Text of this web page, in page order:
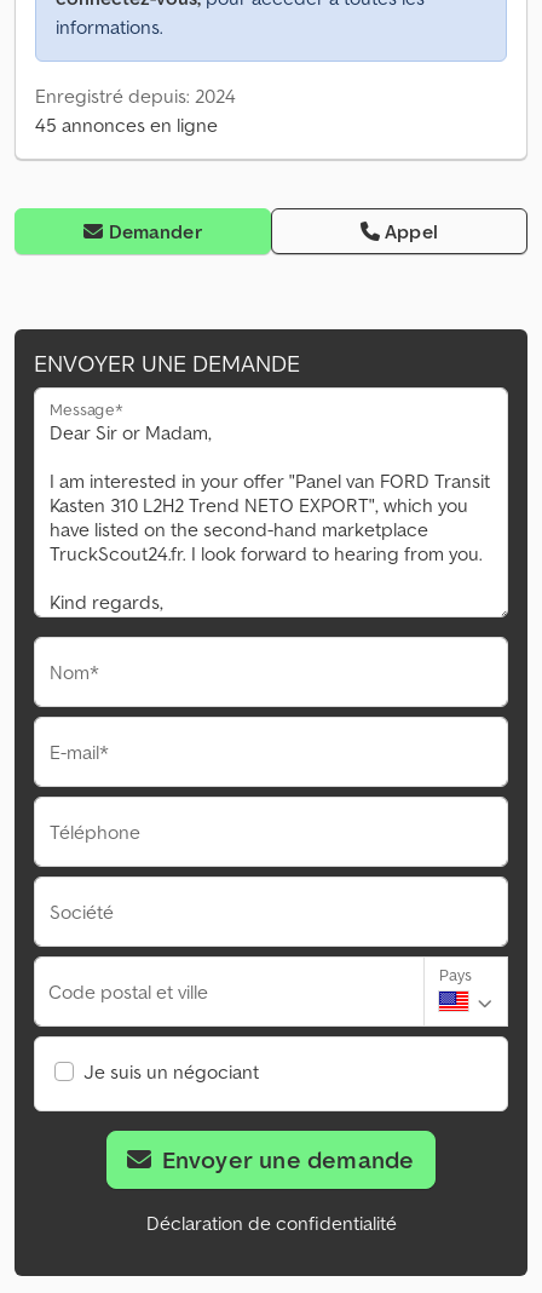
informations.
Enregistré depuis: 2024
45 annonces en ligne
Demander Appel
ENVOYER UNE DEMANDE
Message*
Nom*
E-mail*
Téléphone
Société
Code postal et ville
Pays
Je suis un négociant
Envoyer une demande
Déclaration de confidentialité